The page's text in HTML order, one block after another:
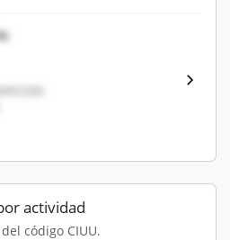
actividad
código CIUU.